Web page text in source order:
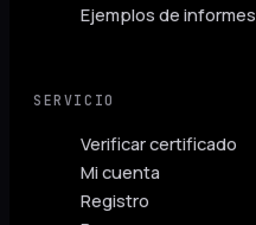
Ejemplos de informes
SERVICIO
Verificar certificado
Mi cuenta
Registro